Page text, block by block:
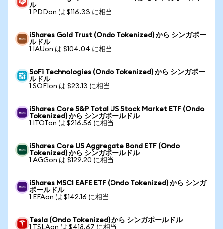
ル
1 PDDon は $116.33 に相当
iShares Gold Trust (Ondo Tokenized) から シンガポー
ルドル
1 IAUon は $104.04 に相当
SoFi Technologies (Ondo Tokenized) から シンガポー
ルドル
1 SOFIon は $23.13 に相当
iShares Core S&P Total US Stock Market ETF (Ondo
Tokenized) から シンガポールドル
1 ITOTon は $216.56 に相当
iShares Core US Aggregate Bond ETF (Ondo
Tokenized) から シンガポールドル
1 AGGon は $129.20 に相当
iShares MSCI EAFE ETF (Ondo Tokenized) から シンガ
ポールドル
1 EFAon は $142.16 に相当
Tesla (Ondo Tokenized) から シンガポールドル
1 TSLAon は $418.67 に相当